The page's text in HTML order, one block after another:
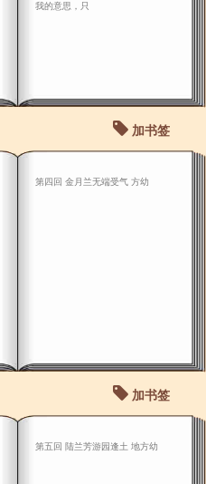
我的意思，只
加书签
第四回 金月兰无端受气 方幼
加书签
第五回 陆兰芳游园逢土 地方幼